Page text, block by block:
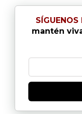
SÍGUENOS
mantén